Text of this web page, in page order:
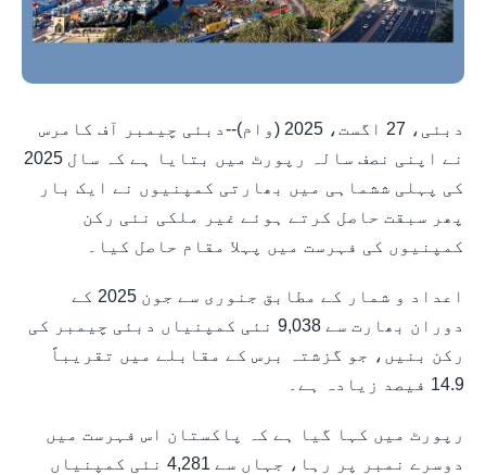
دبئی، 27 اگست، 2025 (وام)--دبئی چیمبر آف کامرس
نے اپنی نصف سالہ رپورٹ میں بتایا ہے کہ سال 2025
کی پہلی ششماہی میں بھارتی کمپنیوں نے ایک بار
پھر سبقت حاصل کرتے ہوئے غیر ملکی نئی رکن
کمپنیوں کی فہرست میں پہلا مقام حاصل کیا۔
اعداد و شمار کے مطابق جنوری سے جون 2025 کے
دوران بھارت سے 9,038 نئی کمپنیاں دبئی چیمبر کی
رکن بنیں، جو گزشتہ برس کے مقابلے میں تقریباً
14.9 فیصد زیادہ ہے۔
رپورٹ میں کہا گیا ہے کہ پاکستان اس فہرست میں
دوسرے نمبر پر رہا، جہاں سے 4,281 نئی کمپنیاں